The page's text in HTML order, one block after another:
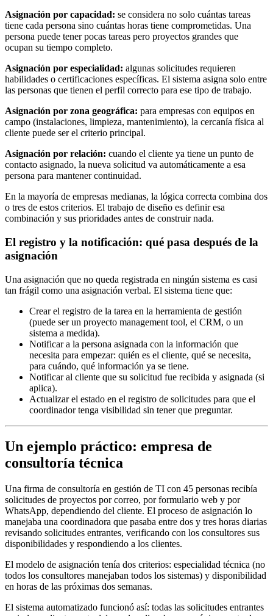
Asignación por capacidad: se considera no solo cuántas tareas
tiene cada persona sino cuántas horas tiene comprometidas. Una
persona puede tener pocas tareas pero proyectos grandes que
ocupan su tiempo completo.
Asignación por especialidad: algunas solicitudes requieren
habilidades o certificaciones específicas. El sistema asigna solo entre
las personas que tienen el perfil correcto para ese tipo de trabajo.
Asignación por zona geográfica: para empresas con equipos en
campo (instalaciones, limpieza, mantenimiento), la cercanía física al
cliente puede ser el criterio principal.
Asignación por relación: cuando el cliente ya tiene un punto de
contacto asignado, la nueva solicitud va automáticamente a esa
persona para mantener continuidad.
En la mayoría de empresas medianas, la lógica correcta combina dos
o tres de estos criterios. El trabajo de diseño es definir esa
combinación y sus prioridades antes de construir nada.
El registro y la notificación: qué pasa después de la
asignación
Una asignación que no queda registrada en ningún sistema es casi
tan frágil como una asignación verbal. El sistema tiene que:
Crear el registro de la tarea en la herramienta de gestión
(puede ser un proyecto management tool, el CRM, o un
sistema a medida).
Notificar a la persona asignada con la información que
necesita para empezar: quién es el cliente, qué se necesita,
para cuándo, qué información ya se tiene.
Notificar al cliente que su solicitud fue recibida y asignada (si
aplica).
Actualizar el estado en el registro de solicitudes para que el
coordinador tenga visibilidad sin tener que preguntar.
Un ejemplo práctico: empresa de
consultoría técnica
Una firma de consultoría en gestión de TI con 45 personas recibía
solicitudes de proyectos por correo, por formulario web y por
WhatsApp, dependiendo del cliente. El proceso de asignación lo
manejaba una coordinadora que pasaba entre dos y tres horas diarias
revisando solicitudes entrantes, verificando con los consultores sus
disponibilidades y respondiendo a los clientes.
El modelo de asignación tenía dos criterios: especialidad técnica (no
todos los consultores manejaban todos los sistemas) y disponibilidad
en horas de las próximas dos semanas.
El sistema automatizado funcionó así: todas las solicitudes entrantes